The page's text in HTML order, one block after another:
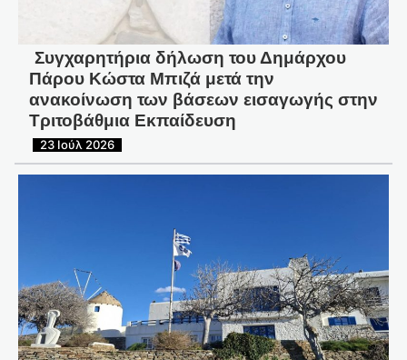
Συγχαρητήρια δήλωση του Δημάρχου
Πάρου Κώστα Μπιζά μετά την
ανακοίνωση των βάσεων εισαγωγής στην
Τριτοβάθμια Εκπαίδευση
23 Ιούλ 2026